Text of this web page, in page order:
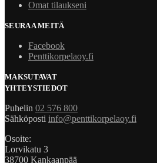
Omat tilaukseni
SEURAA MEITÄ
Facebook
Penttikorpelaoy.fi
MAKSUTAVAT
YHTEYSTIEDOT
Puhelin 02 576 800
Sähköposti info@penttikorpelaoy.fi
Osoite:
Lorvikatu 3
38700 Kankaanpää